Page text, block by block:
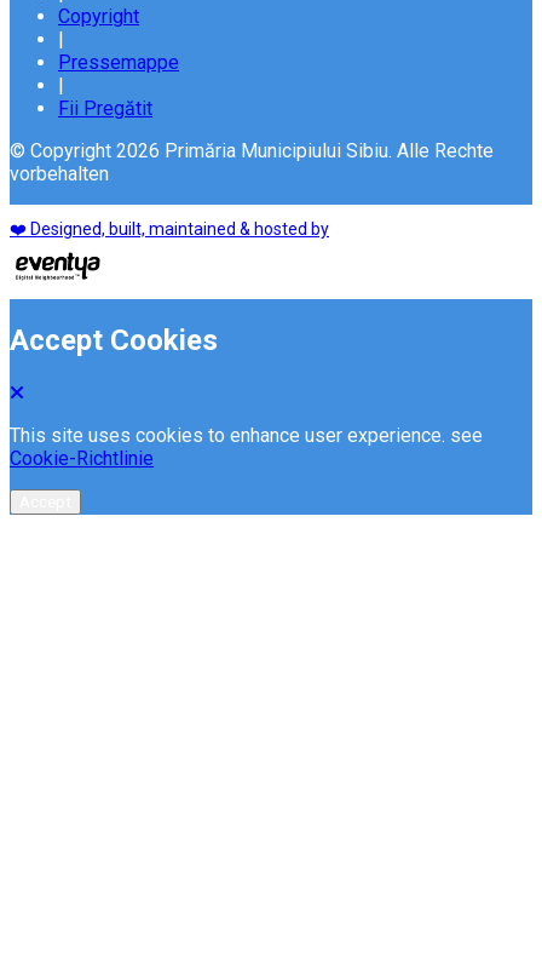
Copyright
|
Pressemappe
|
Fii Pregătit
© Copyright 2026 Primăria Municipiului Sibiu. Alle Rechte
vorbehalten
❤️ Designed, built, maintained & hosted by
Accept Cookies
This site uses cookies to enhance user experience. see
Cookie-Richtlinie